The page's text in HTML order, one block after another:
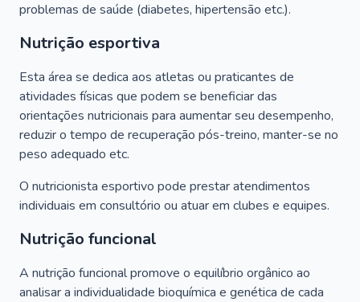
problemas de saúde (diabetes, hipertensão etc.).
Nutrição esportiva
Esta área se dedica aos atletas ou praticantes de
atividades físicas que podem se beneficiar das
orientações nutricionais para aumentar seu desempenho,
reduzir o tempo de recuperação pós-treino, manter-se no
peso adequado etc.
O nutricionista esportivo pode prestar atendimentos
individuais em consultório ou atuar em clubes e equipes.
Nutrição funcional
A nutrição funcional promove o equilíbrio orgânico ao
analisar a individualidade bioquímica e genética de cada